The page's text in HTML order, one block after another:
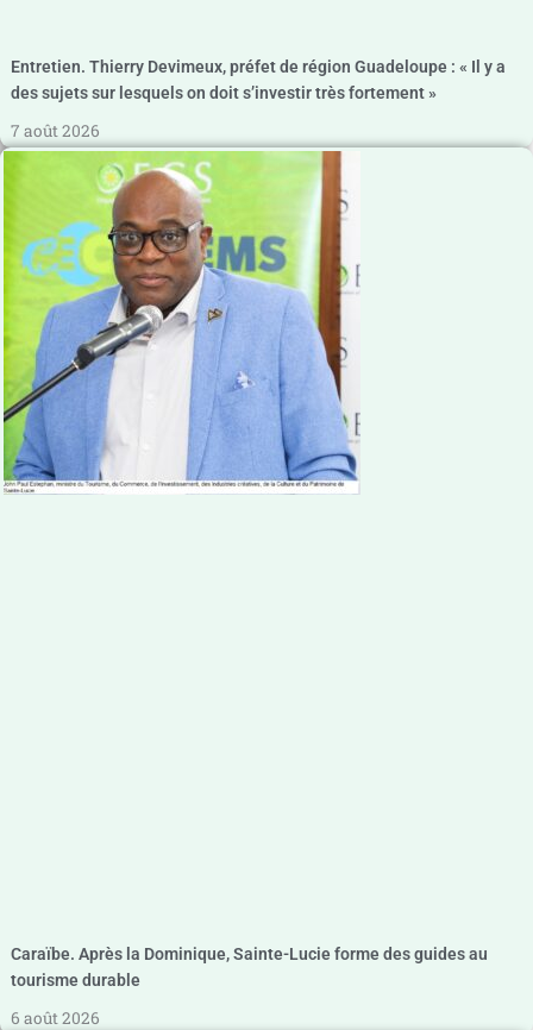
Entretien. Thierry Devimeux, préfet de région Guadeloupe : « Il y a
des sujets sur lesquels on doit s’investir très fortement »
7 août 2026
Caraïbe. Après la Dominique, Sainte-Lucie forme des guides au
tourisme durable
6 août 2026